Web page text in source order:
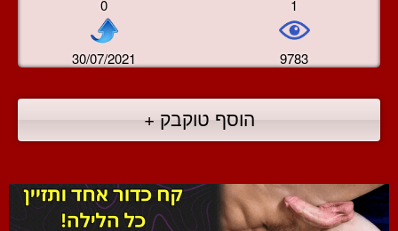
0 1
30/07/2021 9783
הוסף טוקבק +